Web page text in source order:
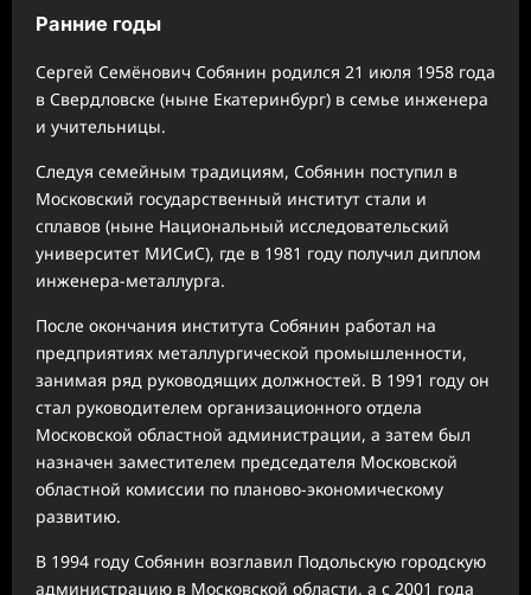
Ранние годы
Сергей Семёнович Собянин родился 21 июля 1958 года
в Свердловске (ныне Екатеринбург) в семье инженера
и учительницы.
Следуя семейным традициям, Собянин поступил в
Московский государственный институт стали и
сплавов (ныне Национальный исследовательский
университет МИСиС), где в 1981 году получил диплом
инженера-металлурга.
После окончания института Собянин работал на
предприятиях металлургической промышленности,
занимая ряд руководящих должностей. В 1991 году он
стал руководителем организационного отдела
Московской областной администрации, а затем был
назначен заместителем председателя Московской
областной комиссии по планово-экономическому
развитию.
В 1994 году Собянин возглавил Подольскую городскую
администрацию в Московской области, а с 2001 года